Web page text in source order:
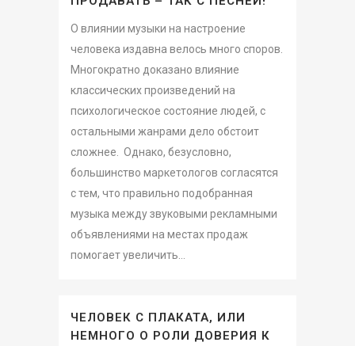
О влиянии музыки на настроение
человека издавна велось много споров.
Многократно доказано влияние
классических произведений на
психологическое состояние людей, с
остальными жанрами дело обстоит
сложнее. Однако, безусловно,
большинство маркетологов согласятся
с тем, что правильно подобранная
музыка между звуковыми рекламными
объявлениями на местах продаж
помогает увеличить...
ЧЕЛОВЕК С ПЛАКАТА, ИЛИ
НЕМНОГО О РОЛИ ДОВЕРИЯ К